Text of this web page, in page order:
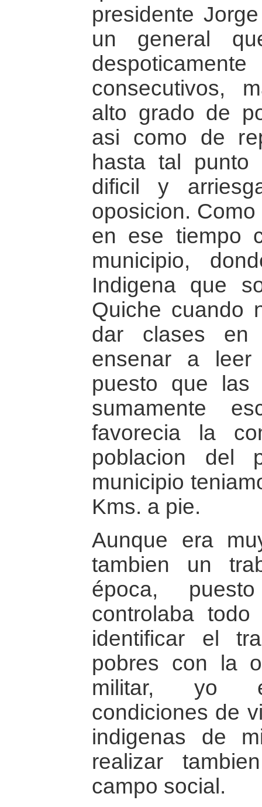
presidente
un general
consecutivos,
alto grado de
asi como de
hasta tal punto
dificil y
oposicion.
en ese tiempo
municipio,
Indigena que
Quiche cuando
dar clases en
ensenar a leer
puesto que las
sumamente
favorecia la
poblacion del
municipio
Kms. a pie.
Aunque era
tambien un
época,
controlaba
identificar el
pobres con la
militar, yo
condiciones de
indigenas de
realizar
campo social.